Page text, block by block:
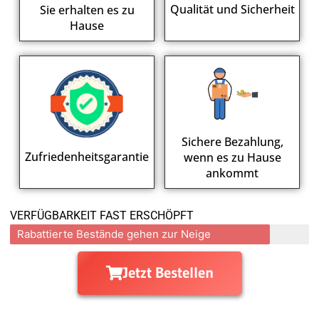
Sie erhalten es zu
Hause
Qualität und Sicherheit
Zufriedenheitsgarantie
Sichere Bezahlung,
wenn es zu Hause
ankommt
VERFÜGBARKEIT FAST ERSCHÖPFT
Rabattierte Bestände gehen zur Neige
Jetzt Bestellen